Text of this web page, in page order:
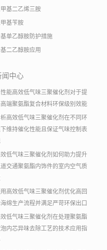
基二乙烯三胺
基苄胺
单乙醇胺防护措施
二乙醇胺应用
闻中心
能高效低气味三聚催化剂对于提
端聚氨酯复合材料环保级别效能
高效低气味三聚催化剂在不同环
维持催化性能且保证气味控制表
低气味三聚催化剂如何助力提升
交通聚氨酯内饰件的室内空气质
高效低气味三聚催化剂优化高回
绵生产流程并满足严苛环保出口
低气味三聚催化剂在处理聚氨酯
内芯异味去除工艺的技术应用指